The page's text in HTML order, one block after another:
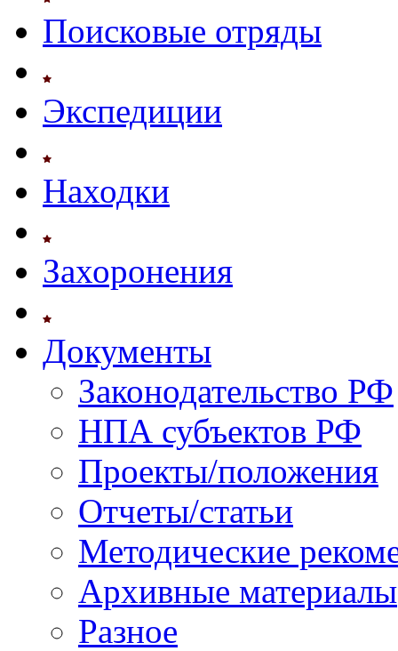
Поисковые отряды
Экспедиции
Находки
Захоронения
Документы
Законодательство РФ
НПА субъектов РФ
Проекты/положения
Отчеты/статьи
Методические
Архивные материалы
Разное